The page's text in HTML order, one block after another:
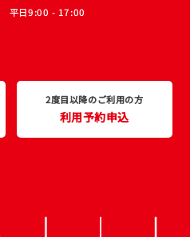
平日9:00 - 17:00
2度目以降のご利用の方
利用予約申込